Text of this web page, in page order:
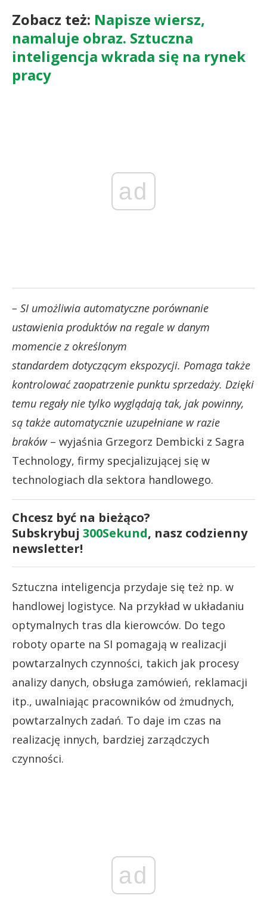
Zobacz też: Napisze wiersz,
namaluje obraz. Sztuczna
inteligencja wkrada się na rynek
pracy
ad
– SI umożliwia automatyczne porównanie
ustawienia produktów na regale w danym
momencie z określonym
standardem dotyczącym ekspozycji. Pomaga także
kontrolować zaopatrzenie punktu sprzedaży. Dzięki
temu regały nie tylko wyglądają tak, jak powinny,
są także automatycznie uzupełniane w razie
braków– wyjaśnia Grzegorz Dembicki z Sagra
Technology, firmy specjalizującej się w
technologiach dla sektora handlowego.
Chcesz być na bieżąco?
Subskrybuj 300Sekund, nasz codzienny
newsletter!
Sztuczna inteligencja przydaje się też np. w
handlowej logistyce. Na przykład w układaniu
optymalnych tras dla kierowców. Do tego
roboty oparte na SI pomagają w realizacji
powtarzalnych czynności, takich jak procesy
analizy danych, obsługa zamówień, reklamacji
itp., uwalniając pracowników od żmudnych,
powtarzalnych zadań. To daje im czas na
realizację innych, bardziej zarządczych
czynności.
ad